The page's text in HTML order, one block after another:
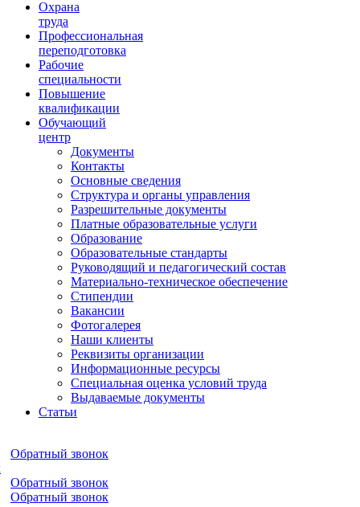
Ориентир охраны труда
Охрана
труда
Профессиональная
переподготовка
Рабочие
специальности
Повышение
квалификации
Обучающий
центр
Документы
Контакты
Основные сведения
Структура и органы управления
Разрешительные документы
Платные образовательные услуги
Образование
Образовательные стандарты
Руководящий и педагогический состав
Материально-техническое обеспечение
Стипендии
Вакансии
Фотогалерея
Наши клиенты
Реквизиты организации
Информационные ресурсы
Специальная оценка условий труда
Выдаваемые документы
Статьи
Обратный звонок
Обратный звонок
Обратный звонок